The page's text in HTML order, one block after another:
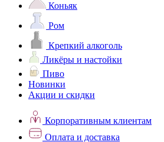
Коньяк
Ром
Крепкий алкоголь
Ликёры и настойки
Пиво
Новинки
Акции и скидки
Корпоративным клиентам
Оплата и доставка